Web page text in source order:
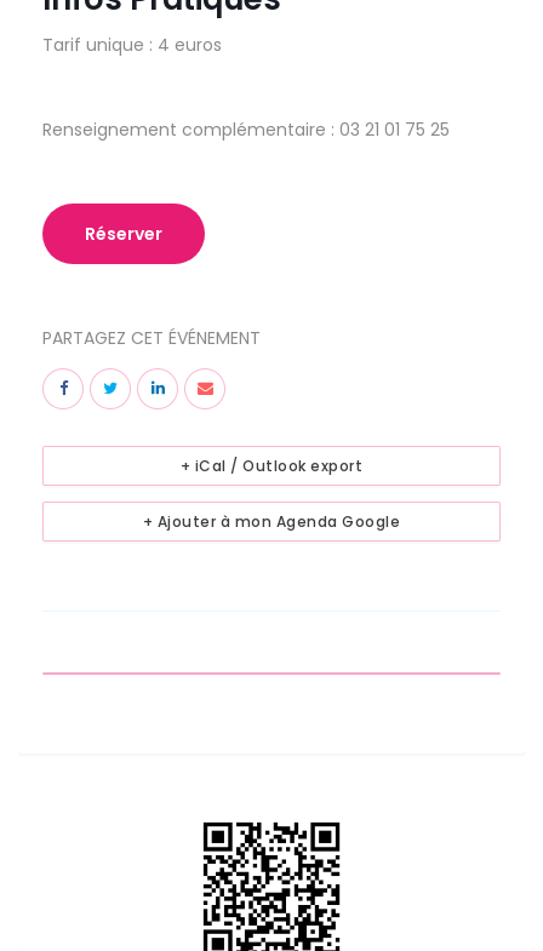
Tarif unique : 4 euros
Renseignement complémentaire : 03 21 01 75 25
Réserver
PARTAGEZ CET ÉVÉNEMENT
+ Ajouter à mon Agenda Google
+ iCal / Outlook export